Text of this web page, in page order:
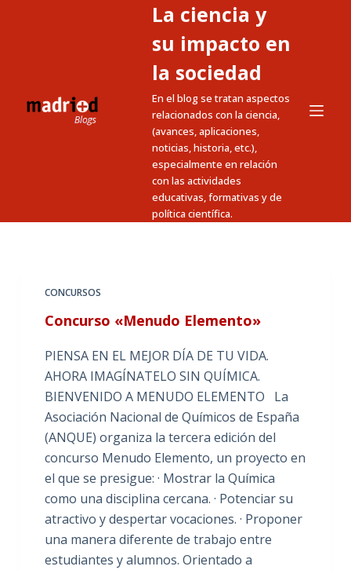
n
La ciencia y
su impacto en
la sociedad
En el blog se tratan aspectos
relacionados con la ciencia,
(avances, aplicaciones,
noticias, historia, etc.),
especialmente en relación
con las actividades
educativas, formativas y de
política científica.
CONCURSOS
Concurso «Menudo Elemento»
PIENSA EN EL MEJOR DÍA DE TU VIDA.
AHORA IMAGÍNATELO SIN QUÍMICA.
BIENVENIDO A MENUDO ELEMENTO La
Asociación Nacional de Químicos de España
(ANQUE) organiza la tercera edición del
concurso Menudo Elemento, un proyecto en
el que se presigue: · Mostrar la Química
como una disciplina cercana. · Potenciar su
atractivo y despertar vocaciones. · Proponer
una manera diferente de trabajo entre
estudiantes y alumnos. Orientado a